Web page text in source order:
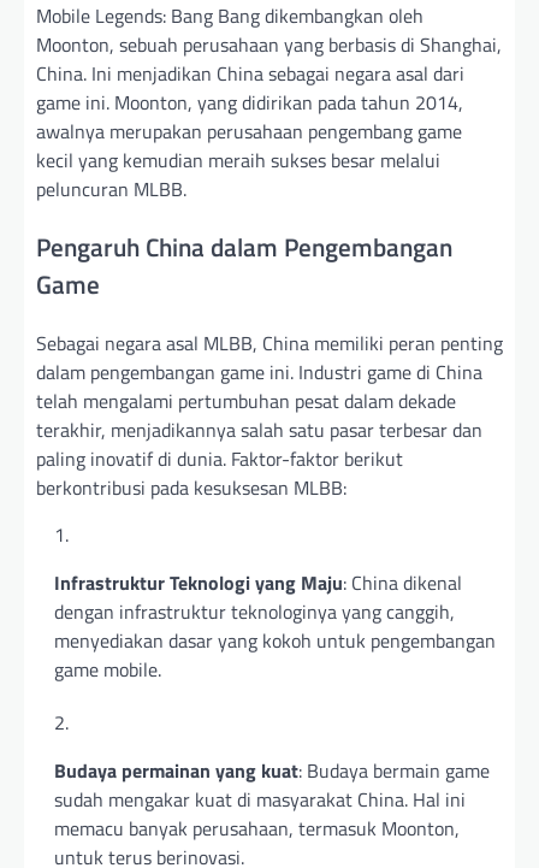
Mobile Legends: Bang Bang dikembangkan oleh
Moonton, sebuah perusahaan yang berbasis di Shanghai,
China. Ini menjadikan China sebagai negara asal dari
game ini. Moonton, yang didirikan pada tahun 2014,
awalnya merupakan perusahaan pengembang game
kecil yang kemudian meraih sukses besar melalui
peluncuran MLBB.
Pengaruh China dalam Pengembangan
Game
Sebagai negara asal MLBB, China memiliki peran penting
dalam pengembangan game ini. Industri game di China
telah mengalami pertumbuhan pesat dalam dekade
terakhir, menjadikannya salah satu pasar terbesar dan
paling inovatif di dunia. Faktor-faktor berikut
berkontribusi pada kesuksesan MLBB:
Infrastruktur Teknologi yang Maju: China dikenal
dengan infrastruktur teknologinya yang canggih,
menyediakan dasar yang kokoh untuk pengembangan
game mobile.
Budaya permainan yang kuat: Budaya bermain game
sudah mengakar kuat di masyarakat China. Hal ini
memacu banyak perusahaan, termasuk Moonton,
untuk terus berinovasi.